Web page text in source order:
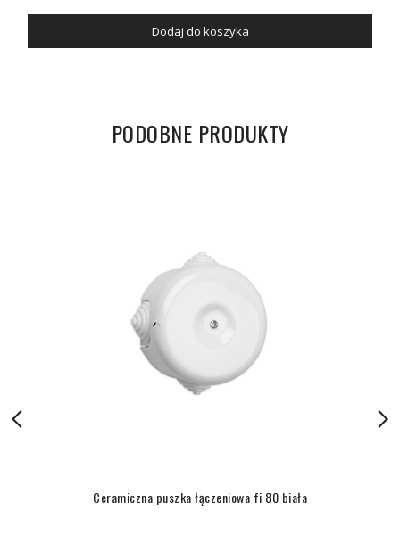
Dodaj do koszyka
PODOBNE PRODUKTY
Ceramiczna puszka łączeniowa fi 80 biała